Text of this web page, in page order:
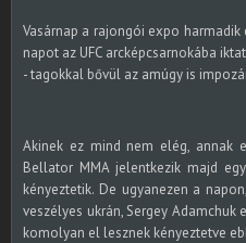
Vasárnap a rajongói expo harmadik
napot az UFC arcképcsarnokába
- tagokkal bővül az amúgy is
Akinek ez mind nem elég, annak
Bellator MMA jelentkezik majd
kényeztetik. De ugyanezen a
veszélyes ukrán, Sergey
komolyan el lesznek kényeztetve